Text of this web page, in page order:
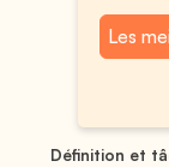
Les
Définition et